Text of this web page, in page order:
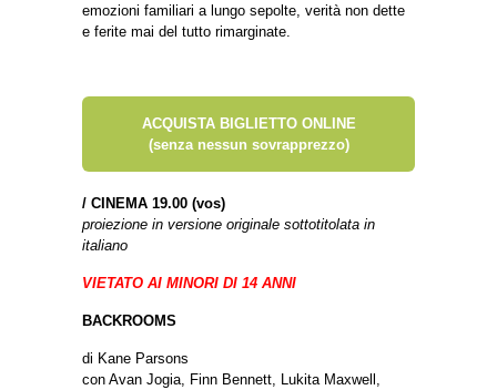
emozioni familiari a lungo sepolte, verità non dette
e ferite mai del tutto rimarginate.
ACQUISTA BIGLIETTO ONLINE
(senza nessun sovrapprezzo)
/ CINEMA 19.00 (vos)
proiezione in versione originale sottotitolata in
italiano
VIETATO AI MINORI DI 14 ANNI
BACKROOMS
di Kane Parsons
con Avan Jogia, Finn Bennett, Lukita Maxwell,